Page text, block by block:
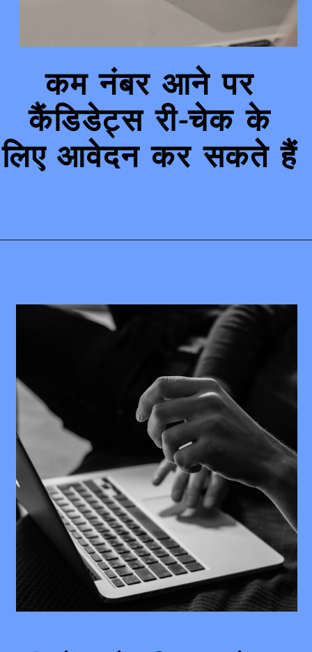
कम नंबर आने पर
कैंडिडेट्स री-चेक के
लिए आवेदन कर सकते हैं